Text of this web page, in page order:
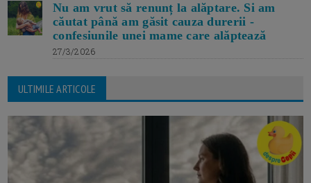
Nu am vrut să renunț la alăptare. Si am
căutat până am găsit cauza durerii -
confesiunile unei mame care alăptează
27/3/2026
ULTIMILE ARTICOLE